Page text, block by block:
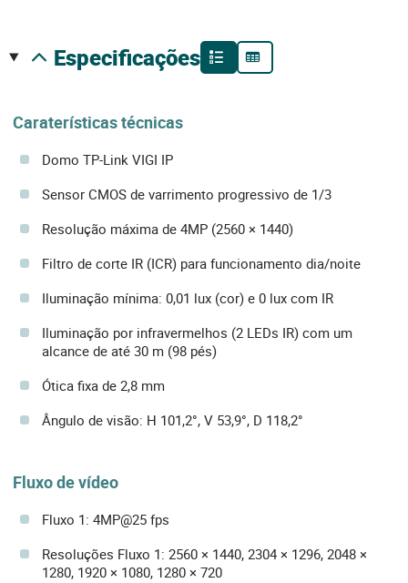
especificações
Caraterísticas técnicas
Domo TP-Link VIGI IP
Sensor CMOS de varrimento progressivo de 1/3
Resolução máxima de 4MP (2560 × 1440)
Filtro de corte IR (ICR) para funcionamento dia/noite
Iluminação mínima: 0,01 lux (cor) e 0 lux com IR
Iluminação por infravermelhos (2 LEDs IR) com um
alcance de até 30 m (98 pés)
Ótica fixa de 2,8 mm
Ângulo de visão: H 101,2°, V 53,9°, D 118,2°
Fluxo de vídeo
Fluxo 1: 4MP@25 fps
Resoluções Fluxo 1: 2560 × 1440, 2304 × 1296, 2048 ×
1280, 1920 × 1080, 1280 × 720